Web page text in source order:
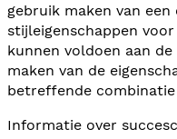
gebruik maken van een
stijleigenschappen
kunnen voldoen aan
maken van de
betreffende
Informatie over